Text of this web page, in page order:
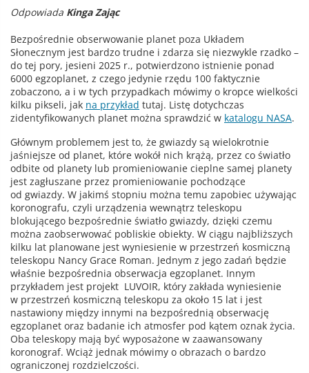
Odpowiada Kinga Zając
Bezpośrednie obserwowanie planet poza Układem
Słonecznym jest bardzo trudne i zdarza się niezwykle rzadko –
do tej pory, jesieni 2025 r., potwierdzono istnienie ponad
6000 egzoplanet, z czego jedynie rzędu 100 faktycznie
zobaczono, a i w tych przypadkach mówimy o kropce wielkości
kilku pikseli, jak na przykład tutaj. Listę dotychczas
zidentyfikowanych planet można sprawdzić w katalogu NASA.
Głównym problemem jest to, że gwiazdy są wielokrotnie
jaśniejsze od planet, które wokół nich krążą, przez co światło
odbite od planety lub promieniowanie cieplne samej planety
jest zagłuszane przez promieniowanie pochodzące
od gwiazdy. W jakimś stopniu można temu zapobiec używając
koronografu, czyli urządzenia wewnątrz teleskopu
blokującego bezpośrednie światło gwiazdy, dzięki czemu
można zaobserwować pobliskie obiekty. W ciągu najbliższych
kilku lat planowane jest wyniesienie w przestrzeń kosmiczną
teleskopu Nancy Grace Roman. Jednym z jego zadań będzie
właśnie bezpośrednia obserwacja egzoplanet. Innym
przykładem jest projekt LUVOIR, który zakłada wyniesienie
w przestrzeń kosmiczną teleskopu za około 15 lat i jest
nastawiony między innymi na bezpośrednią obserwację
egzoplanet oraz badanie ich atmosfer pod kątem oznak życia.
Oba teleskopy mają być wyposażone w zaawansowany
koronograf. Wciąż jednak mówimy o obrazach o bardzo
ograniczonej rozdzielczości.